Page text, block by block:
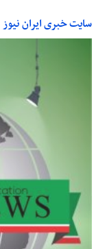
سایت خبری ایران نیوز